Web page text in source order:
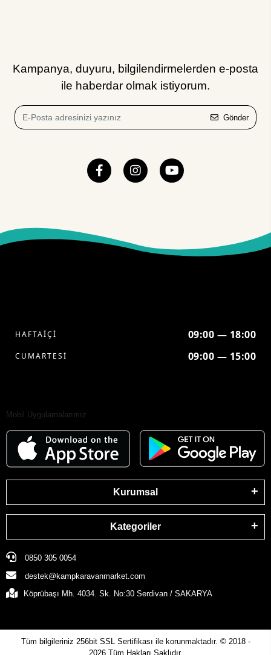
Kampanya, duyuru, bilgilendirmelerden e-posta
ile haberdar olmak istiyorum.
Gönder
HAFTAİÇİ 09:00 — 18:00
CUMARTESİ 09:00 — 15:00
Mobil Uygulamalarımız
Kurumsal
Kategoriler
0850 305 0054
destek@kampkaravanmarket.com
Köprübaşı Mh. 4034. Sk. No:30 Serdivan / SAKARYA
Tüm bilgileriniz 256bit SSL Sertifikası ile korunmaktadır. © 2018 -
2026 Tüm Hakları Saklıdır.